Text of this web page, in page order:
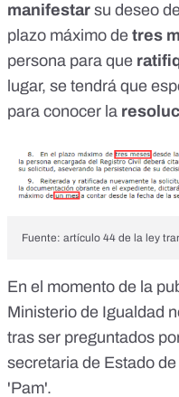
manifestar su deseo de
plazo máximo de tres
persona para que
lugar, se tendrá que
para conocer la
Fuente: artículo 44 de la ley
En el momento de la
Ministerio de Igualdad
tras ser preguntados
secretaria de Estado
'Pam'.